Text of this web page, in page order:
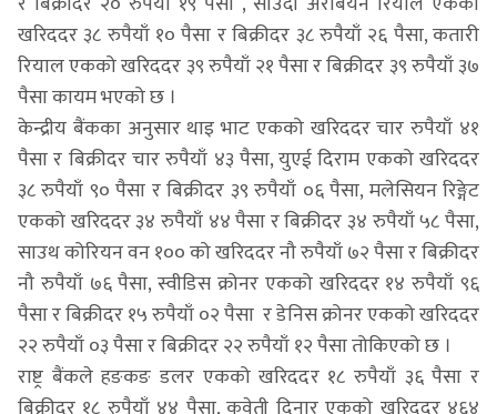
खरिददर ३८ रुपैयाँ १० पैसा र बिक्रीदर ३८ रुपैयाँ २६ पैसा, कतारी
रियाल एकको खरिददर ३९ रुपैयाँ २१ पैसा र बिक्रीदर ३९ रुपैयाँ ३७
पैसा कायम भएको छ ।
केन्द्रीय बैंकका अनुसार थाइ भाट एकको खरिददर चार रुपैयाँ ४१
पैसा र बिक्रीदर चार रुपैयाँ ४३ पैसा, युएई दिराम एकको खरिददर
३८ रुपैयाँ ९० पैसा र बिक्रीदर ३९ रुपैयाँ ०६ पैसा, मलेसियन रिङ्गेट
एकको खरिददर ३४ रुपैयाँ ४४ पैसा र बिक्रीदर ३४ रुपैयाँ ५८ पैसा,
साउथ कोरियन वन १०० को खरिददर नौ रुपैयाँ ७२ पैसा र बिक्रीदर
नौ रुपैयाँ ७६ पैसा, स्वीडिस क्रोनर एकको खरिददर १४ रुपैयाँ ९६
पैसा र बिक्रीदर १५ रुपैयाँ ०२ पैसा र डेनिस क्रोनर एकको खरिददर
२२ रुपैयाँ ०३ पैसा र बिक्रीदर २२ रुपैयाँ १२ पैसा तोकिएको छ ।
राष्ट्र बैंकले हङकङ डलर एकको खरिददर १८ रुपैयाँ ३६ पैसा र